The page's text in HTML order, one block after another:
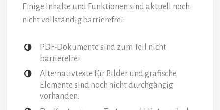
Einige Inhalte und Funktionen sind aktuell noch
nicht vollständig barrierefrei:
PDF-Dokumente sind zum Teil nicht
barrierefrei.
Alternativtexte für Bilder und grafische
Elemente sind noch nicht durchgängig
vorhanden.